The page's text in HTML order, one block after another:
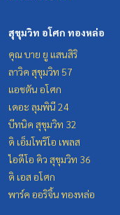
สุขุมวิท อโศก ทองหล่อ
คุณ บาย ยู แสนสิริ
ลาวิค สุขุมวิท 57
แอชตัน อโศก
เดอะ ลุมพินี 24
บีทนิค สุขุมวิท 32
ดิ เอ็มโพริโอ เพลส
ไอดีโอ คิว สุขุมวิท 36
ดิ เอส อโศก
พาร์ค ออริจิ้น ทองหล่อ